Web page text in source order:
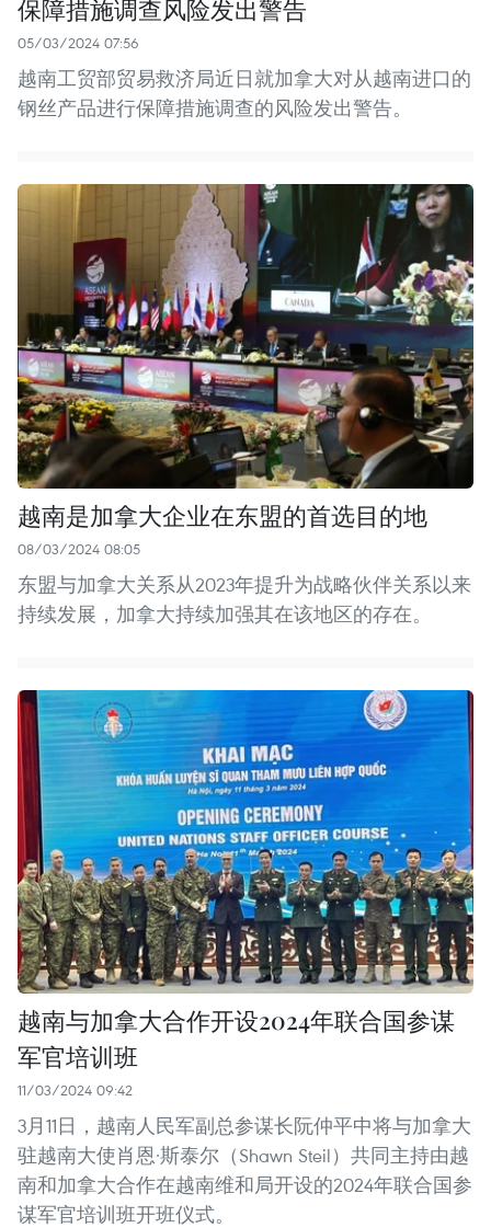
保障措施调查风险发出警告
05/03/2024 07:56
越南工贸部贸易救济局近日就加拿大对从越南进口的
钢丝产品进行保障措施调查的风险发出警告。
越南是加拿大企业在东盟的首选目的地
08/03/2024 08:05
东盟与加拿大关系从2023年提升为战略伙伴关系以来
持续发展，加拿大持续加强其在该地区的存在。
越南与加拿大合作开设2024年联合国参谋
军官培训班
11/03/2024 09:42
3月11日，越南人民军副总参谋长阮仲平中将与加拿大
驻越南大使肖恩·斯泰尔（Shawn Steil）共同主持由越
南和加拿大合作在越南维和局开设的2024年联合国参
谋军官培训班开班仪式。